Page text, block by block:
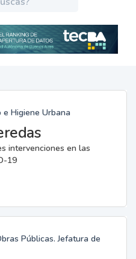
e Higiene Urbana
intervenciones en las
19
Públicas. Jefatura de